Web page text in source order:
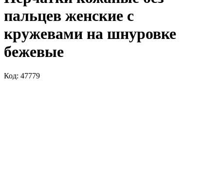
пальцев женские с
кружевами на шнуровке
бежевые
Код: 47779